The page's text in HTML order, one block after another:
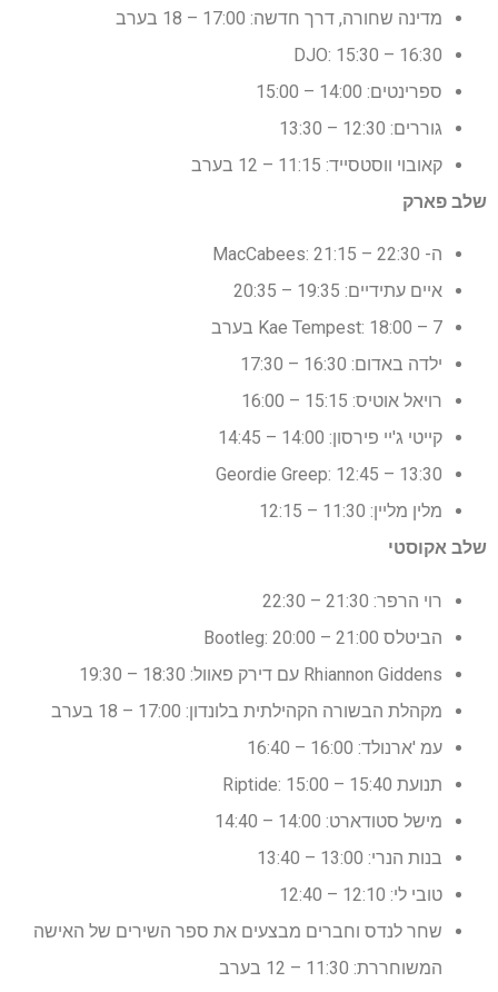
מדינה שחורה, דרך חדשה: 17:00 – 18 בערב
DJO: 15:30 – 16:30
ספרינטים: 14:00 – 15:00
גוררים: 12:30 – 13:30
קאובוי ווסטסייד: 11:15 – 12 בערב
שלב פארק
ה- MacCabees: 21:15 – 22:30
איים עתידיים: 19:35 – 20:35
Kae Tempest: 18:00 – 7 בערב
ילדה באדום: 16:30 – 17:30
רויאל אוטיס: 15:15 – 16:00
קייטי ג'יי פירסון: 14:00 – 14:45
Geordie Greep: 12:45 – 13:30
מלין מליין: 11:30 – 12:15
שלב אקוסטי
רוי הרפר: 21:30 – 22:30
הביטלס Bootleg: 20:00 – 21:00
Rhiannon Giddens עם דירק פאוול: 18:30 – 19:30
מקהלת הבשורה הקהילתית בלונדון: 17:00 – 18 בערב
עמ 'ארנולד: 16:00 – 16:40
תנועת Riptide: 15:00 – 15:40
מישל סטודארט: 14:00 – 14:40
בנות הנרי: 13:00 – 13:40
טובי לי: 12:10 – 12:40
שחר לנדס וחברים מבצעים את ספר השירים של האישה
המשוחררת: 11:30 – 12 בערב